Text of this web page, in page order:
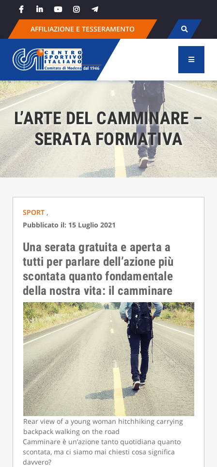
content
AFFILIAZIONE E TESSERAMENTO
L’ARTE DEL CAMMINARE –
SERATA FORMATIVA
SPORT ,
Pubblicato il: 15 Luglio 2021
Una serata gratuita e aperta a
tutti per parlare dell’azione più
scontata quanto fondamentale
della nostra vita: il camminare
Rear view of a young woman hitchhiking carrying
backpack walking on the road
Camminare è un’azione tanto quotidiana quanto
scontata, ma ci siamo mai chiesti cosa significa
davvero?